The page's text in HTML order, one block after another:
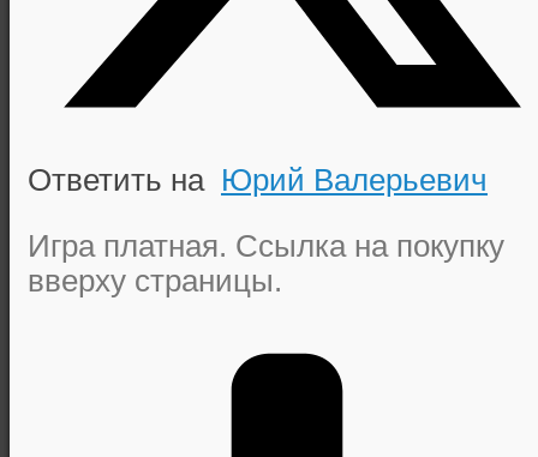
Ответить на Юрий Валерьевич
Игра платная. Ссылка на покупку
вверху страницы.